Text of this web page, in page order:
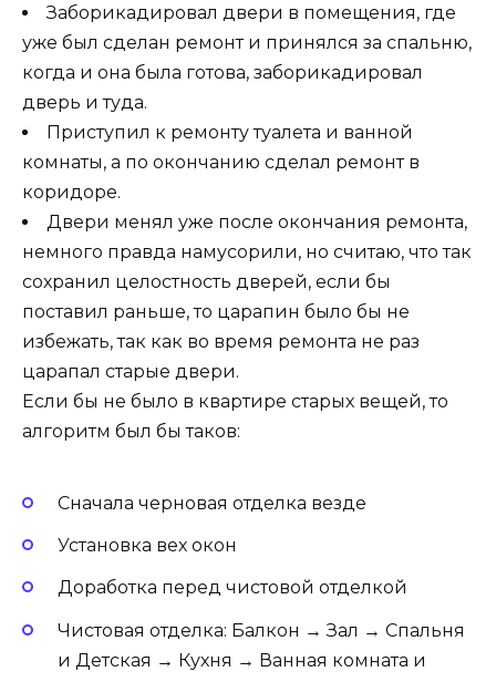
Заборикадировал двери в помещения, где
уже был сделан ремонт и принялся за спальню,
когда и она была готова, заборикадировал
дверь и туда.
Приступил к ремонту туалета и ванной
комнаты, а по окончанию сделал ремонт в
коридоре.
Двери менял уже после окончания ремонта,
немного правда намусорили, но считаю, что так
сохранил целостность дверей, если бы
поставил раньше, то царапин было бы не
избежать, так как во время ремонта не раз
царапал старые двери.
Если бы не было в квартире старых вещей, то
алгоритм был бы таков:
Сначала черновая отделка везде
Установка вех окон
Доработка перед чистовой отделкой
Чистовая отделка: Балкон → Зал → Спальня
и Детская → Кухня → Ванная комната и